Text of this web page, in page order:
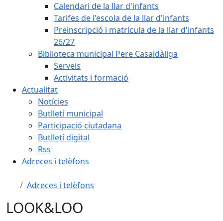
Calendari de la llar d'infants
Tarifes de l'escola de la llar d'infants
Preinscripció i matrícula de la llar d'infants
26/27
Biblioteca municipal Pere Casaldàliga
Serveis
Activitats i formació
Actualitat
Notícies
Butlletí municipal
Participació ciutadana
Butlletí digital
Rss
Adreces i telèfons
Adreces i telèfons
LOOK&LOO